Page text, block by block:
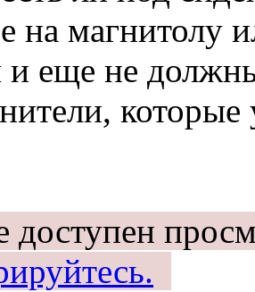
на магнитолу
и еще не
доступен